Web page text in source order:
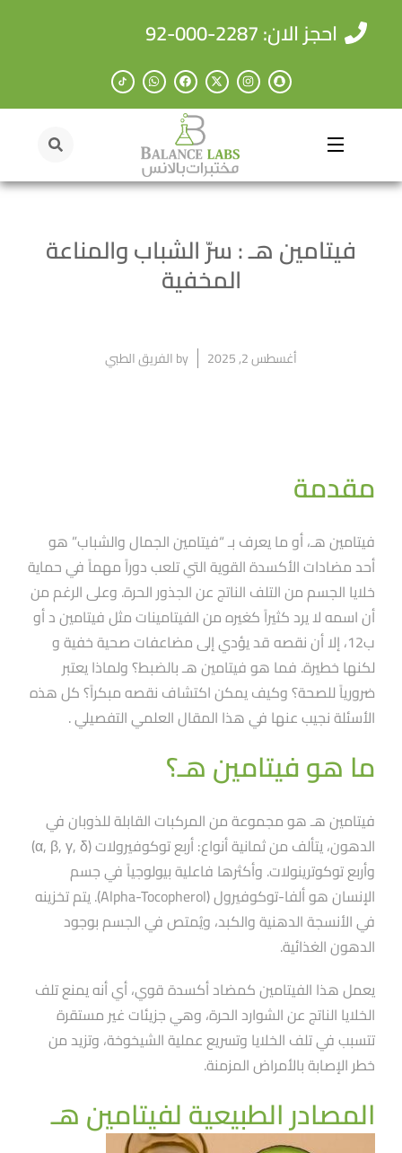
احجز الان: 2287-000-92
فيتامين هـ : سرّ الشباب والمناعة
المخفية
أغسطس 2, 2025 byالفريق الطبي
مقدمة
فيتامين هـ، أو ما يعرف بـ “فيتامين الجمال والشباب” هو
أحد مضادات الأكسدة القوية التي تلعب دوراََ مهماََ في حماية
خلايا الجسم من التلف الناتج عن الجذور الحرة. وعلى الرغم من
أن اسمه لا يرد كثيراََ كغيره من الفيتامينات مثل فيتامين د أو
ب12، إلا أن نقصه قد يؤدي إلى مضاعفات صحية خفية و
لكنها خطيرة. فما هو فيتامين هـ بالضبط؟ ولماذا يعتبر
ضرورياََ للصحة؟ وكيف يمكن اكتشاف نقصه مبكراََ؟ كل هذه
الأسئلة نجيب عنها في هذا المقال العلمي التفصيلي .
ما هو فيتامين هـ؟
فيتامين هـ هو مجموعة من المركبات القابلة للذوبان في
الدهون، يتألف من ثمانية أنواع: أربع توكوفيرولات (α, β, γ, δ)
وأربع توكوترينولات. وأكثرها فاعلية بيولوجياََ في جسم
الإنسان هو ألفا-توكوفيرول (Alpha-Tocopherol). يتم تخزينه
في الأنسجة الدهنية والكبد، ويُمتص في الجسم بوجود
الدهون الغذائية.
يعمل هذا الفيتامين كمضاد أكسدة قوي، أي أنه يمنع تلف
الخلايا الناتج عن الشوارد الحرة، وهي جزيئات غير مستقرة
تتسبب في تلف الخلايا وتسريع عملية الشيخوخة، وتزيد من
خطر الإصابة بالأمراض المزمنة.
المصادر الطبيعية لفيتامين هـ